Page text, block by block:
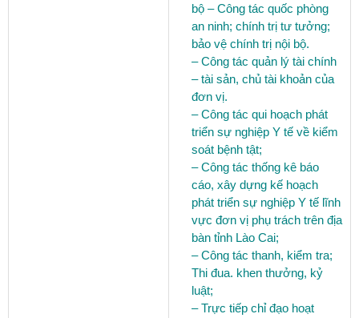
bộ – Công tác quốc phòng
an ninh; chính trị tư tưởng;
bảo vệ chính trị nội bộ.
– Công tác quản lý tài chính
– tài sản, chủ tài khoản của
đơn vị.
– Công tác qui hoạch phát
triển sự nghiệp Y tế về kiểm
soát bệnh tật;
– Công tác thống kê báo
cáo, xây dựng kế hoạch
phát triển sự nghiệp Y tế lĩnh
vực đơn vị phụ trách trên địa
bàn tỉnh Lào Cai;
– Công tác thanh, kiểm tra;
Thi đua. khen thưởng, kỷ
luật;
– Trực tiếp chỉ đạo hoạt